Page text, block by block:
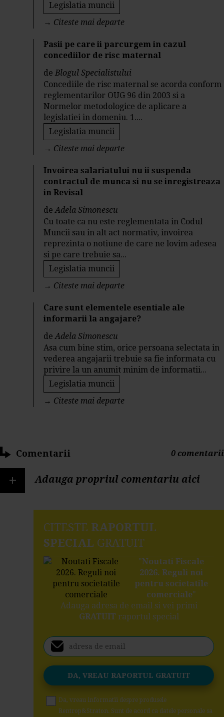
Legislatia muncii
→ Citeste mai departe
Pasii pe care ii parcurgem in cazul
concediilor de risc maternal
deBlogul Specialistului
Concediile de risc maternal se acorda conform
reglementarilor OUG 96 din 2003 si a
Normelor metodologice de aplicare a
legislatiei in domeniu. 1....
Legislatia muncii
→ Citeste mai departe
Invoirea salariatului nu ii suspenda
contractul de munca si nu se inregistreaza
in Revisal
deAdela Simonescu
Cu toate ca nu este reglementata in Codul
Muncii sau in alt act normativ, invoirea
reprezinta o notiune de care ne lovim adesea
si pe care trebuie sa...
Legislatia muncii
→ Citeste mai departe
Care sunt elementele esentiale ale
informarii la angajare?
deAdela Simonescu
Asa cum bine stim, orice persoana selectata in
vederea angajarii trebuie sa fie informata cu
privire la un anumit minim de informatii...
Legislatia muncii
→ Citeste mai departe
Comentarii 0 comentarii
+ Adauga propriul comentariu aici
CITESTE RAPORTUL
SPECIAL GRATUIT
"Noutati Fiscale
2026. Reguli noi
pentru societatile
comerciale"
Adauga adresa de email si vei primi
GRATUITraportul special
Da, vreau informatii despre produsele
Rentrop&Straton. Sunt de acord ca datele personale sa